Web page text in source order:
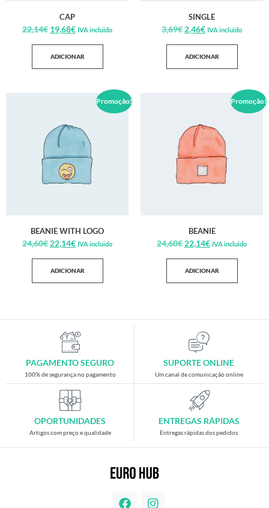
CAP
22,14€ 19,68€ IVA incluido
ADICIONAR
SINGLE
3,69€ 2,46€ IVA incluido
ADICIONAR
Promoção!
BEANIE WITH LOGO
24,60€ 22,14€ IVA incluido
ADICIONAR
Promoção!
BEANIE
24,60€ 22,14€ IVA incluido
ADICIONAR
PAGAMENTO SEGURO
100% de segurança no pagamento
SUPORTE ONLINE
Um canal de comunicação online
OPORTUNIDADES
Artigos com preço e qualidade
ENTREGAS RÁPIDAS
Entregas rápidas dos pedidos